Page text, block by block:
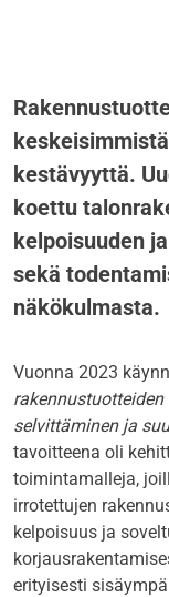
kestävyyttä.
koettu
kelpoisuuden
sekä
näkökulmasta.
Vuonna 2023
selvittäminen ja
tavoitteena oli
toimintamalleja,
irrotettujen
kelpoisuus ja
erityisesti